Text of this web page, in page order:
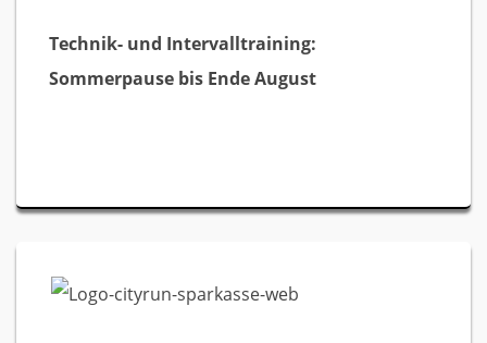
Technik- und Intervalltraining:
Sommerpause bis Ende August